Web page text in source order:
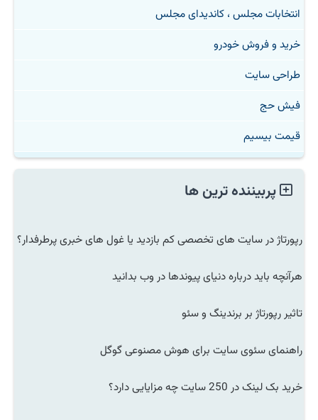
انتخابات مجلس ، کاندیدای مجلس
خرید و فروش خودرو
طراحی سایت
فیش حج
قیمت بیسیم
پربیننده ترین ها
رپورتاژ در سایت های تخصصی کم بازدید یا غول های خبری پرطرفدار؟
هرآنچه باید درباره دنیای پیوندها در وب بدانید
تاثیر رپورتاژ بر برندینگ و سئو
راهنمای سئوی سایت برای هوش مصنوعی گوگل
خرید بک لینک در 250 سایت چه مزایایی دارد؟